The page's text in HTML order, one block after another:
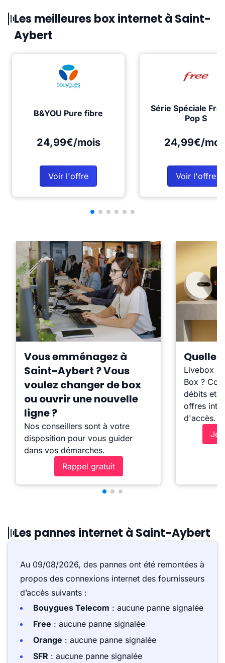
Les meilleures box internet à Saint-
Aybert
B&YOU Pure fibre
24,99€/mois
Voir l'offre
Série Spéciale
Pop S
24,99€/
Voir l'offre
Vous emménagez à
Saint-Aybert ? Vous
voulez changer de box
ou ouvrir une nouvelle
ligne ?
Nos conseillers sont à votre
disposition pour vous guider
dans vos démarches.
Rappel gratuit
Quelle
Livebox ?
Box ?
débits et
offres
d'accès.
Je
Les pannes internet à Saint-Aybert
Au 09/08/2026, des pannes ont été remontées à
propos des connexions internet des fournisseurs
d’accès suivants :
Bouygues Telecom : aucune panne signalée
Free : aucune panne signalée
Orange : aucune panne signalée
SFR : aucune panne signalée